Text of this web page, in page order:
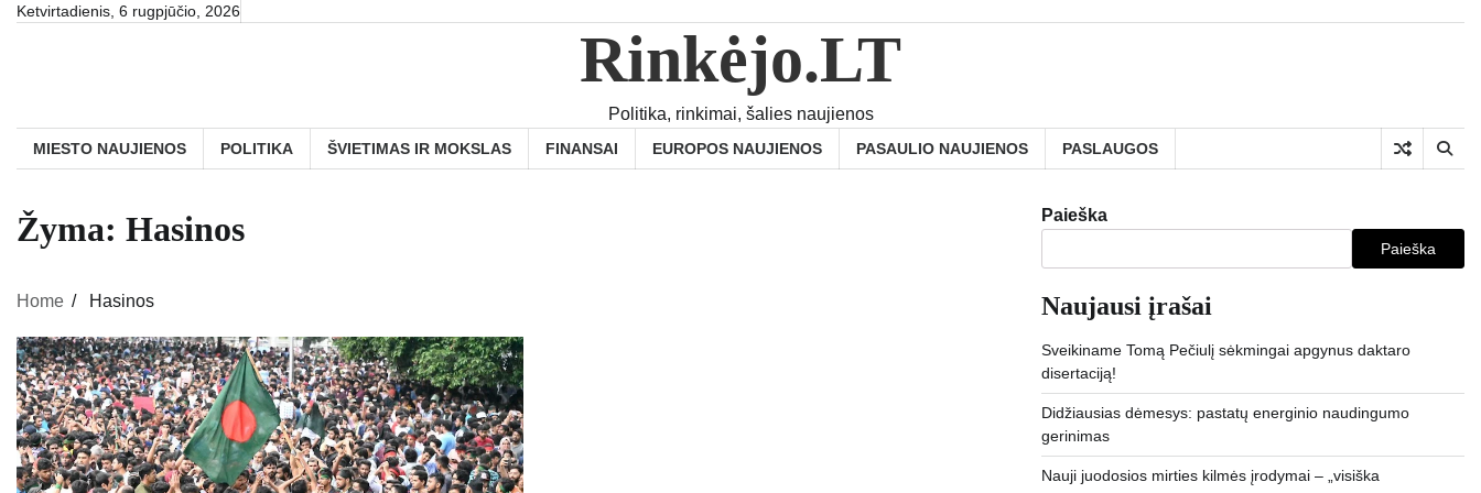
SkipKetvirtadienis, 6 rugpjūčio, 2026
Rinkėjo.LT
Politika, rinkimai, šalies naujienos
MIESTO NAUJIENOS POLITIKA ŠVIETIMAS IR MOKSLAS FINANSAI EUROPOS NAUJIENOS PASAULIO NAUJIENOS PASLAUGOS
Žyma: Hasinos
Home Hasinos
Paieška
Paieška
Naujausi įrašai
Sveikiname Tomą Pečiulį sėkmingai apgynus daktaro
disertaciją!
Didžiausias dėmesys: pastatų energinio naudingumo
gerinimas
Nauji juodosios mirties kilmės įrodymai – „visiška